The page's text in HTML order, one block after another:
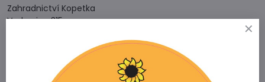
Zahradnictví Kopetka
Vedrovice 315
Telefon
+420 731 103 985